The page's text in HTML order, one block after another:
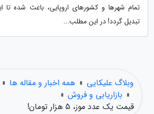
تمام شهرها و کشورهای اروپایی، باعث شده تا
تبدیل گردد! در این مطلب...
وبلاگ علیکایی » همه اخبار و مقاله ها »
» بازاریابی و فروش »
قیمت یک عدد موز، 5 هزار تومان!